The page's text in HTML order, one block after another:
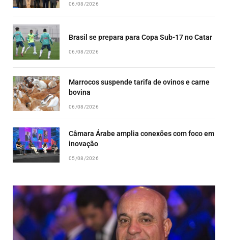
06/08/2026
Brasil se prepara para Copa Sub-17 no Catar
06/08/2026
Marrocos suspende tarifa de ovinos e carne
bovina
06/08/2026
Câmara Árabe amplia conexões com foco em
inovação
05/08/2026